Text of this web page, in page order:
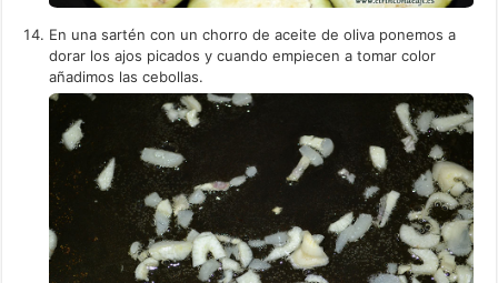
En una sartén con un chorro de aceite de oliva ponemos a
dorar los ajos picados y cuando empiecen a tomar color
añadimos las cebollas.